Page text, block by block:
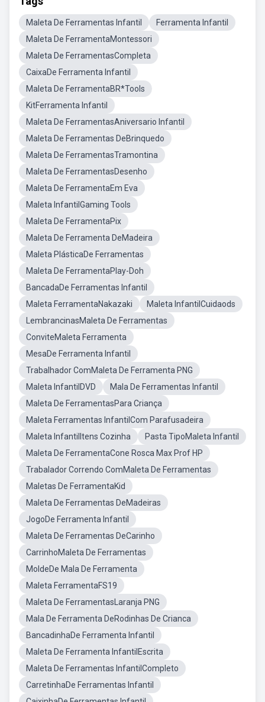
Maleta De Ferramentas Infantil
Ferramenta Infantil
Maleta De FerramentaMontessori
Maleta De FerramentasCompleta
CaixaDe Ferramenta Infantil
Maleta De FerramentaBR*Tools
KitFerramenta Infantil
Maleta De FerramentasAniversario Infantil
Maleta De Ferramentas DeBrinquedo
Maleta De FerramentasTramontina
Maleta De FerramentasDesenho
Maleta De FerramentaEm Eva
Maleta InfantilGaming Tools
Maleta De FerramentaPix
Maleta De Ferramenta DeMadeira
Maleta PlásticaDe Ferramentas
Maleta De FerramentaPlay-Doh
BancadaDe Ferramentas Infantil
Maleta FerramentaNakazaki
Maleta InfantilCuidaods
LembrancinasMaleta De Ferramentas
ConviteMaleta Ferramenta
MesaDe Ferramenta Infantil
Trabalhador ComMaleta De Ferramenta PNG
Maleta InfantilDVD
Mala De Ferramentas Infantil
Maleta De FerramentasPara Criança
Maleta Ferramentas InfantilCom Parafusadeira
Maleta InfantilItens Cozinha
Pasta TipoMaleta Infantil
Maleta De FerramentaCone Rosca Max Prof HP
Trabalador Correndo ComMaleta De Ferramentas
Maletas De FerramentaKid
Maleta De Ferramentas DeMadeiras
JogoDe Ferramenta Infantil
Maleta De Ferramentas DeCarinho
CarrinhoMaleta De Ferramentas
MoldeDe Mala De Ferramenta
Maleta FerramentaFS19
Maleta De FerramentasLaranja PNG
Mala De Ferramenta DeRodinhas De Crianca
BancadinhaDe Ferramenta Infantil
Maleta De Ferramenta InfantilEscrita
Maleta De Ferramentas InfantilCompleto
CarretinhaDe Ferramentas Infantil